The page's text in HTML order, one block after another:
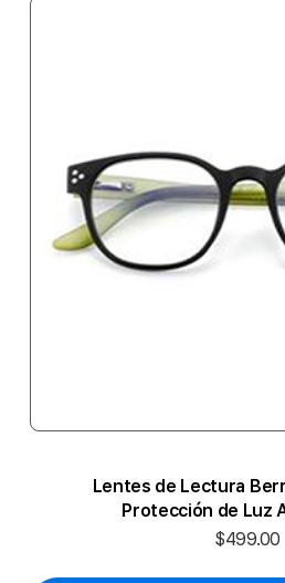
Lentes de Lectura
Protección de Luz
$499.00